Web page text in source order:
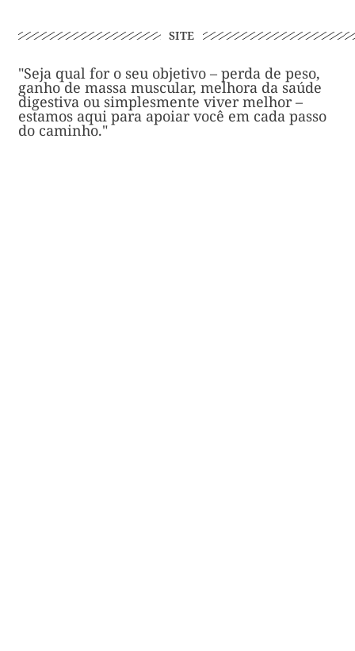
SITE
"Seja qual for o seu objetivo – perda de peso,
ganho de massa muscular, melhora da saúde
digestiva ou simplesmente viver melhor –
estamos aqui para apoiar você em cada passo
do caminho."